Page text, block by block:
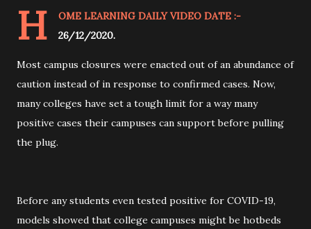
H
OME LEARNING DAILY VIDEO DATE :-
26/12/2020.
Most campus closures were enacted out of an abundance of
caution instead of in response to confirmed cases. Now,
many colleges have set a tough limit for a way many
positive cases their campuses can support before pulling
the plug.
Before any students even tested positive for COVID-19,
models showed that college campuses might be hotbeds